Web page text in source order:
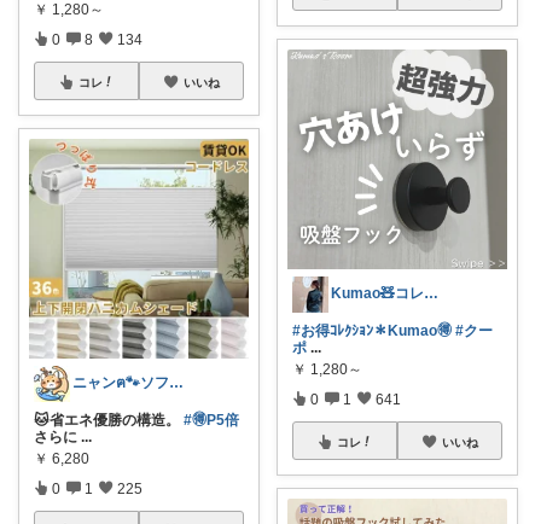
￥ 1,280～
0 8 134
コレ いいね
ニャンฅ🐾ソファでくつろぐ猫🐱💕
🐱省エネ優勝の構造。 #🉐P5倍
さらに ...
￥ 6,280
0 1 225
Kumao🧸コレクションみてね✨
#お得ｺﾚｸｼｮﾝ＊Kumao🉐 #クー
ポ ...
￥ 1,280～
0 1 641
コレ いいね